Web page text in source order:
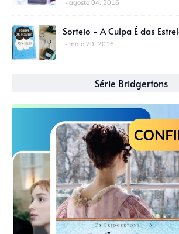
agosto 04, 2016
Sorteio - A Culpa É das
maio 29, 2016
Série Bridgertons